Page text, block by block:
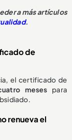
a más artículos
.
de
el certificado de
meses para
renueva el